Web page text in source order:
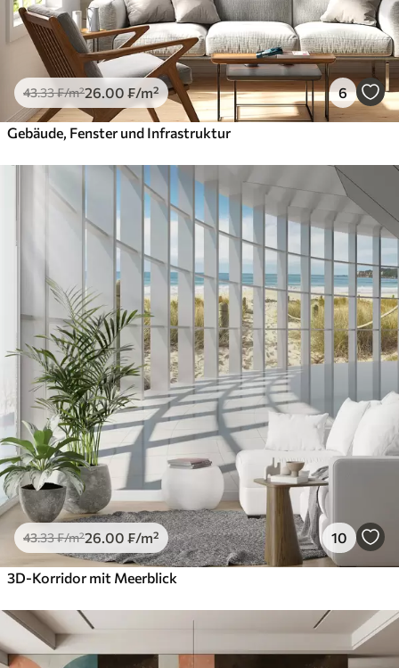
43.33₣/m²26 .00 ₣/m² 6
Gebäude, Fenster und Infrastruktur
43.33₣/m²26 .00 ₣/m² 10
3D-Korridor mit Meerblick